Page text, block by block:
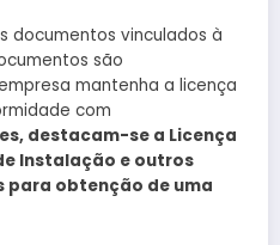
documentos vinculados à
são
mantenha a licença
com
destacam-se a Licença
Instalação e outros
para obtenção de uma